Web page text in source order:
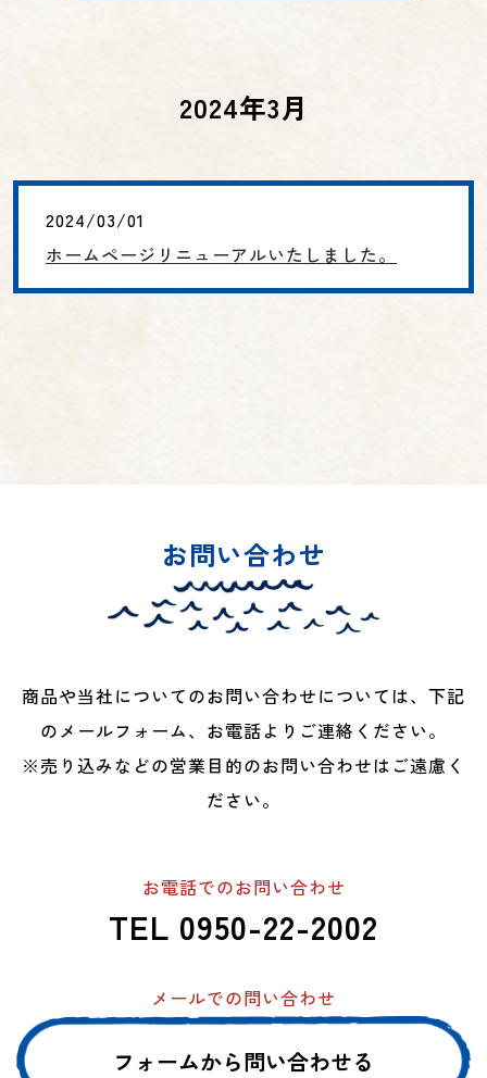
2024年3月
2024/03/01
ホームページリニューアルいたしました。
お問い合わせ
商品や当社についてのお問い合わせについては、下記
のメールフォーム、お電話よりご連絡ください。
※売り込みなどの営業目的のお問い合わせはご遠慮く
ださい。
お電話でのお問い合わせ
TEL 0950-22-2002
メールでの問い合わせ
フォームから問い合わせる